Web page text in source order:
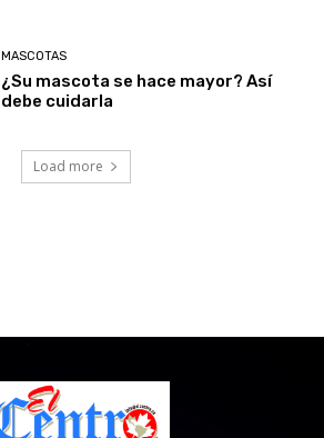
MASCOTAS
¿Su mascota se hace mayor? Así
debe cuidarla
Load more